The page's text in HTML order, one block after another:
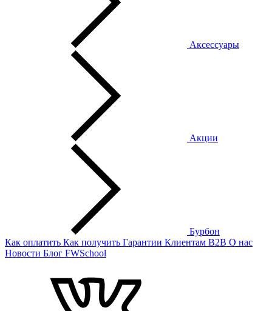
Аксессуары
Акции
Бурбон
Как оплатить Как получить Гарантии Клиентам B2B О нас
Новости Блог FWSchool